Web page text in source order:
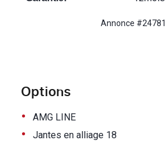
Options
• AMG LINE
• Jantes en alliage 18
Annonce #24781